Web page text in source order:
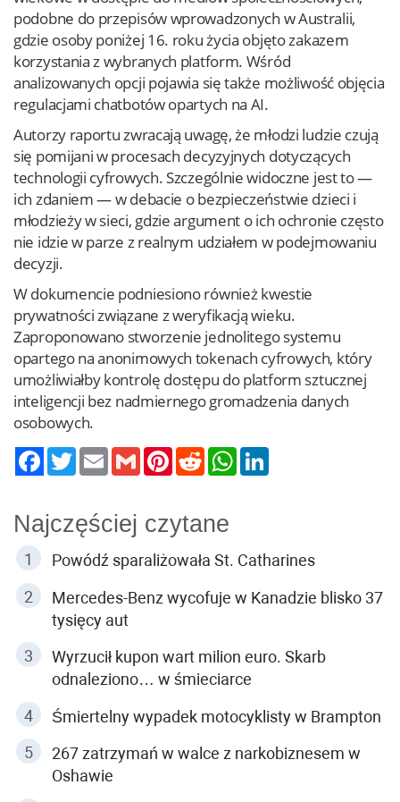
podobne do przepisów wprowadzonych w Australii,
gdzie osoby poniżej 16. roku życia objęto zakazem
korzystania z wybranych platform. Wśród
analizowanych opcji pojawia się także możliwość objęcia
regulacjami chatbotów opartych na AI.
Autorzy raportu zwracają uwagę, że młodzi ludzie czują
się pomijani w procesach decyzyjnych dotyczących
technologii cyfrowych. Szczególnie widoczne jest to —
ich zdaniem — w debacie o bezpieczeństwie dzieci i
młodzieży w sieci, gdzie argument o ich ochronie często
nie idzie w parze z realnym udziałem w podejmowaniu
decyzji.
W dokumencie podniesiono również kwestie
prywatności związane z weryfikacją wieku.
Zaproponowano stworzenie jednolitego systemu
opartego na anonimowych tokenach cyfrowych, który
umożliwiałby kontrolę dostępu do platform sztucznej
inteligencji bez nadmiernego gromadzenia danych
osobowych.
TwitterEmail Gmail PinterestReddit WhatsApp
Najczęściej czytane
Powódź sparaliżowała St. Catharines
Mercedes-Benz wycofuje w Kanadzie blisko 37
tysięcy aut
Wyrzucił kupon wart milion euro. Skarb
odnaleziono… w śmieciarce
Śmiertelny wypadek motocyklisty w Brampton
267 zatrzymań w walce z narkobiznesem w
Oshawie